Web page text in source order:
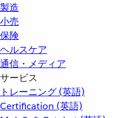
製造
小売
保険
ヘルスケア
通信・メディア
サービス
トレーニング (英語)
Certification (英語)